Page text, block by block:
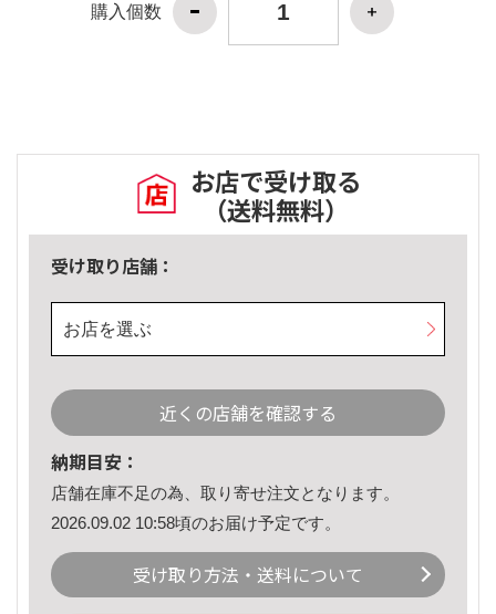
購入個数
お店で受け取る
（送料無料）
受け取り店舗：
お店を選ぶ
近くの店舗を確認する
納期目安：
店舗在庫不足の為、取り寄せ注文となります。
2026.09.02 10:58頃のお届け予定です。
受け取り方法・送料について